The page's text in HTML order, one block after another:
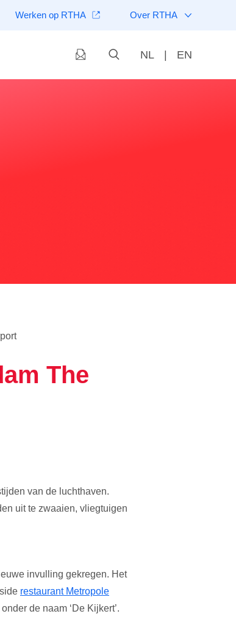
Werken op RTHA Over RTHA
NL | EN
The
van de luchthaven.
uit te zwaaien, vliegtuigen
invulling gekregen. Het
restaurant Metropole
de naam ‘De Kijkert’.